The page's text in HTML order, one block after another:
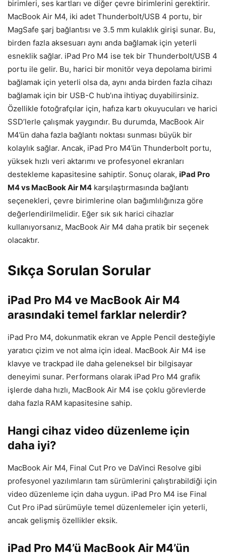
birimleri, ses kartları ve diğer çevre birimlerini gerektirir.
MacBook Air M4, iki adet Thunderbolt/USB 4 portu, bir
MagSafe şarj bağlantısı ve 3.5 mm kulaklık girişi sunar. Bu,
birden fazla aksesuarı aynı anda bağlamak için yeterli
esneklik sağlar. iPad Pro M4 ise tek bir Thunderbolt/USB 4
portu ile gelir. Bu, harici bir monitör veya depolama birimi
bağlamak için yeterli olsa da, aynı anda birden fazla cihazı
bağlamak için bir USB-C hub’ına ihtiyaç duyabilirsiniz.
Özellikle fotoğrafçılar için, hafıza kartı okuyucuları ve harici
SSD’lerle çalışmak yaygındır. Bu durumda, MacBook Air
M4’ün daha fazla bağlantı noktası sunması büyük bir
kolaylık sağlar. Ancak, iPad Pro M4’ün Thunderbolt portu,
yüksek hızlı veri aktarımı ve profesyonel ekranları
destekleme kapasitesine sahiptir. Sonuç olarak, iPad Pro
M4 vs MacBook Air M4 karşılaştırmasında bağlantı
seçenekleri, çevre birimlerine olan bağımlılığınıza göre
değerlendirilmelidir. Eğer sık sık harici cihazlar
kullanıyorsanız, MacBook Air M4 daha pratik bir seçenek
olacaktır.
Sıkça Sorulan Sorular
iPad Pro M4 ve MacBook Air M4
arasındaki temel farklar nelerdir?
iPad Pro M4, dokunmatik ekran ve Apple Pencil desteğiyle
yaratıcı çizim ve not alma için ideal. MacBook Air M4 ise
klavye ve trackpad ile daha geleneksel bir bilgisayar
deneyimi sunar. Performans olarak iPad Pro M4 grafik
işlerde daha hızlı, MacBook Air M4 ise çoklu görevlerde
daha fazla RAM kapasitesine sahip.
Hangi cihaz video düzenleme için
daha iyi?
MacBook Air M4, Final Cut Pro ve DaVinci Resolve gibi
profesyonel yazılımların tam sürümlerini çalıştırabildiği için
video düzenleme için daha uygun. iPad Pro M4 ise Final
Cut Pro iPad sürümüyle temel düzenlemeler için yeterli,
ancak gelişmiş özellikler eksik.
iPad Pro M4’ü MacBook Air M4’ün